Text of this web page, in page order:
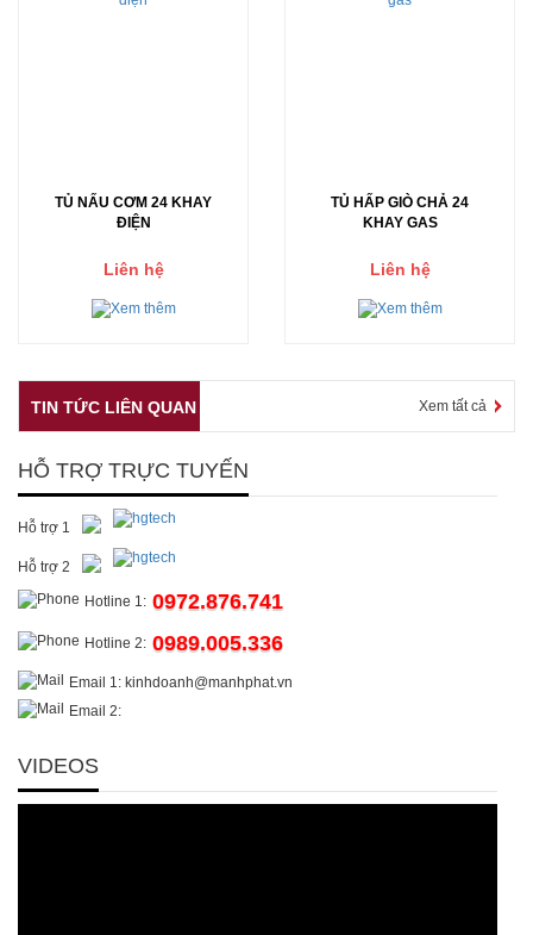
TỦ NẤU CƠM 24 KHAY
ĐIỆN
Liên hệ
TỦ HẤP GIÒ CHẢ 24
KHAY GAS
Liên hệ
TIN TỨC LIÊN QUAN Xem tất cả
HỖ TRỢ TRỰC TUYẾN
Hỗ trợ 1
Hỗ trợ 2
Hotline 1: 0972.876.741
Hotline 2: 0989.005.336
Email 1: kinhdoanh@manhphat.vn
Email 2:
VIDEOS